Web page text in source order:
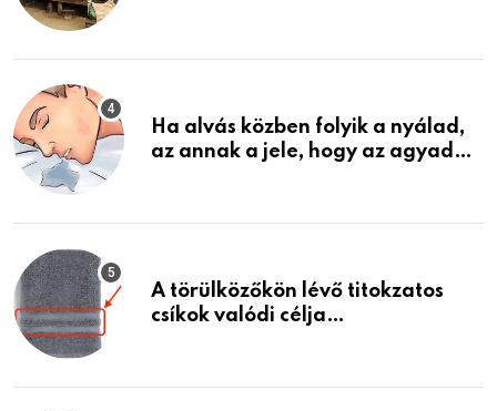
életemet
Ha alvás közben folyik a nyálad,
az annak a jele, hogy az agyad…
A törülközőkön lévő titokzatos
csíkok valódi célja…